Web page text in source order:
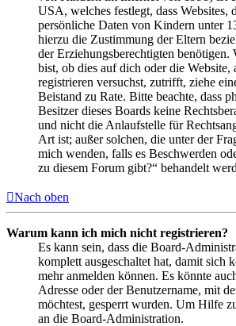
USA, welches festlegt, dass Websites,
persönliche Daten von Kindern unter
hierzu die Zustimmung der Eltern
der Erziehungsberechtigten benötigen.
bist, ob dies auf dich oder die Website,
registrieren versuchst, zutrifft, ziehe
Beistand zu Rate. Bitte beachte, dass
Besitzer dieses Boards keine
und nicht die Anlaufstelle für
Art ist; außer solchen, die unter der
mich wenden, falls es Beschwerden
zu diesem Forum gibt?“ behandelt
Nach oben
Warum kann ich mich nicht registrieren?
Es kann sein, dass die Board-
komplett ausgeschaltet hat, damit sich
mehr anmelden können. Es könnte
Adresse oder der Benutzername, mit
möchtest, gesperrt wurden. Um Hilfe
an die Board-Administration.